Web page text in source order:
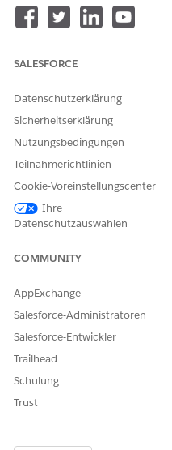
KONNTEN SIE IHR
Geben Sie uns Feedback,
SALESFORCE
Datenschutzerklärung
Sicherheitserklärung
Nutzungsbedingungen
Teilnahmerichtlinien
Cookie-Voreinstellungscenter
Ihre
Datenschutzauswahlen
COMMUNITY
AppExchange
Salesforce-Administratoren
Salesforce-Entwickler
Trailhead
Schulung
Trust